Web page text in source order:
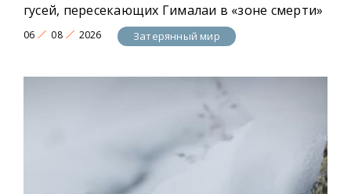
гусей, пересекающих Гималаи в «зоне смерти»
06 08 2026 Затерянный мир